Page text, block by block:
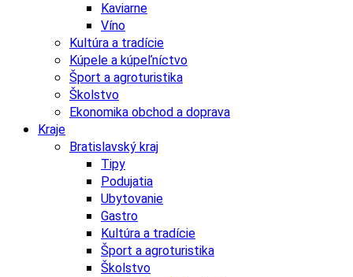
Kaviarne
Víno
Kultúra a tradície
Kúpele a kúpeľníctvo
Šport a agroturistika
Školstvo
Ekonomika obchod a doprava
Kraje
Bratislavský kraj
Tipy
Podujatia
Ubytovanie
Gastro
Kultúra a tradície
Šport a agroturistika
Školstvo